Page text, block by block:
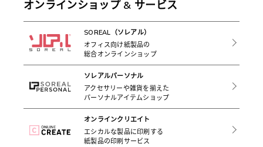
オンラインショップ & サービス
SOREAL（ソレアル）
オフィス向け紙製品の
総合オンラインショップ
ソレアルパーソナル
アクセサリーや雑貨を揃えた
パーソナルアイテムショップ
オンラインクリエイト
エシカルな製品に印刷する
紙製品の印刷サービス